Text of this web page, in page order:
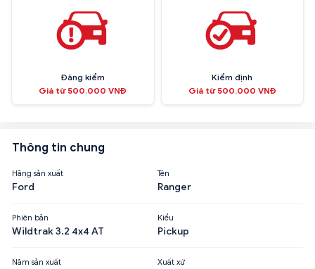
Đăng kiểm
Giá từ 500.000 VNĐ
Kiểm định
Giá từ 500.000 VNĐ
Thông tin chung
Hãng sản xuất
Ford
Tên
Ranger
Phiên bản
Wildtrak 3.2 4x4 AT
Kiểu
Pickup
Năm sản xuất Xuất xứ